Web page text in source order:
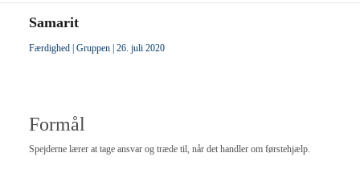
Samarit
Færdighed| Gruppen| 26. juli 2020
Formål
Spejderne lærer at tage ansvar og træde til, når det handler om førstehjælp.